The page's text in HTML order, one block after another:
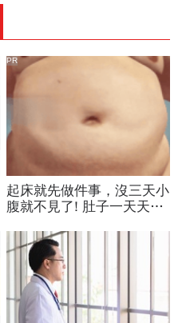
起床就先做件事，沒三天小
腹就不見了! 肚子一天天變
PR